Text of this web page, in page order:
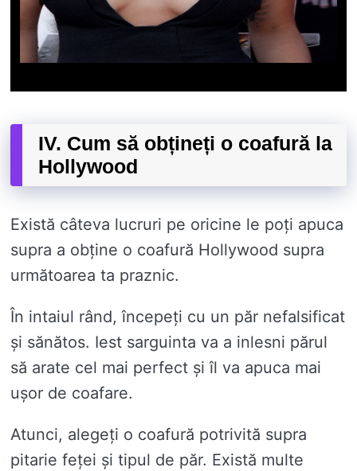
IV. Cum să obțineți o coafură la
Hollywood
Există câteva lucruri pe oricine le poți apuca
supra a obține o coafură Hollywood supra
următoarea ta praznic.
În intaiul rând, începeți cu un păr nefalsificat
și sănătos. Iest sarguinta va a inlesni părul
să arate cel mai perfect și îl va apuca mai
ușor de coafare.
Atunci, alegeți o coafură potrivită supra
pitarie feței și tipul de păr. Există multe